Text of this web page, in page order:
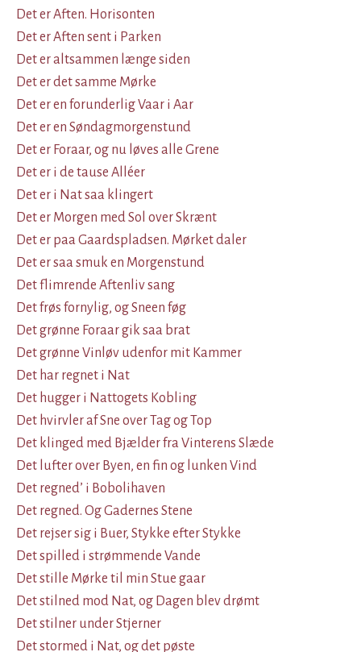
Det er Aften. Horisonten
Det er Aften sent i Parken
Det er altsammen længe siden
Det er det samme Mørke
Det er en forunderlig Vaar i Aar
Det er en Søndagmorgenstund
Det er Foraar, og nu løves alle Grene
Det er i de tause Alléer
Det er i Nat saa klingert
Det er Morgen med Sol over Skrænt
Det er paa Gaardspladsen. Mørket daler
Det er saa smuk en Morgenstund
Det flimrende Aftenliv sang
Det frøs fornylig, og Sneen føg
Det grønne Foraar gik saa brat
Det grønne Vinløv udenfor mit Kammer
Det har regnet i Nat
Det hugger i Nattogets Kobling
Det hvirvler af Sne over Tag og Top
Det klinged med Bjælder fra Vinterens Slæde
Det lufter over Byen, en fin og lunken Vind
Det regned’ i Bobolihaven
Det regned. Og Gadernes Stene
Det rejser sig i Buer, Stykke efter Stykke
Det spilled i strømmende Vande
Det stille Mørke til min Stue gaar
Det stilned mod Nat, og Dagen blev drømt
Det stilner under Stjerner
Det stormed i Nat, og det pøste